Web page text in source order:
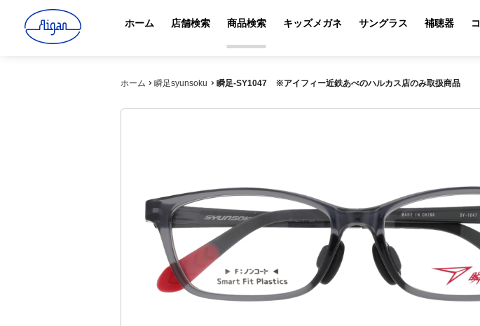
ホーム 店舗検索 商品検索 キッズメガネ サングラス 補聴器
ホーム 瞬足syunsoku 瞬足-SY1047 ※アイフィー近鉄あべのハルカス店のみ取扱商品